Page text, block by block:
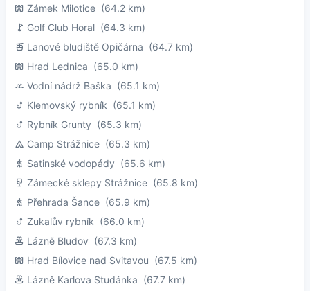
Zámek Milotice (64.2 km)
Golf Club Horal (64.3 km)
Lanové bludiště Opičárna (64.7 km)
Hrad Lednica (65.0 km)
Vodní nádrž Baška (65.1 km)
Klemovský rybník (65.1 km)
Rybník Grunty (65.3 km)
Camp Strážnice (65.3 km)
Satinské vodopády (65.6 km)
Zámecké sklepy Strážnice (65.8 km)
Přehrada Šance (65.9 km)
Zukalův rybník (66.0 km)
Lázně Bludov (67.3 km)
Hrad Bílovice nad Svitavou (67.5 km)
Lázně Karlova Studánka (67.7 km)